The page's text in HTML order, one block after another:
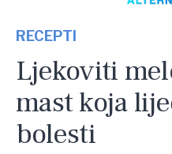
RECEPTI
Ljekoviti
mast koja
bolesti